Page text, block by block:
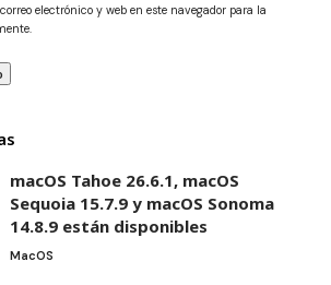
electrónico y web en este navegador para la
macOS Tahoe 26.6.1, macOS
Sequoia 15.7.9 y macOS Sonoma
14.8.9 están disponibles
MacOS